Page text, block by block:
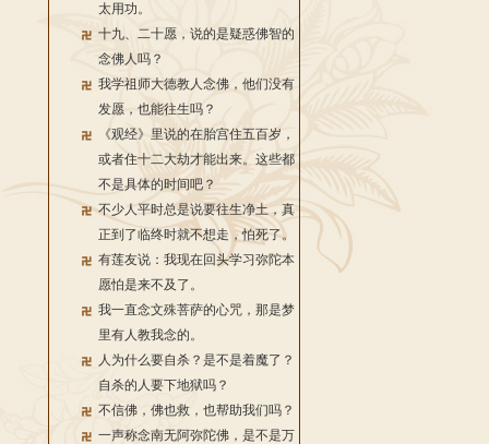
太用功。
十九、二十愿，说的是疑惑佛智的
念佛人吗？
我学祖师大德教人念佛，他们没有
发愿，也能往生吗？
《观经》里说的在胎宫住五百岁，
或者住十二大劫才能出来。这些都
不是具体的时间吧？
不少人平时总是说要往生净土，真
正到了临终时就不想走，怕死了。
有莲友说：我现在回头学习弥陀本
愿怕是来不及了。
我一直念文殊菩萨的心咒，那是梦
里有人教我念的。
人为什么要自杀？是不是着魔了？
自杀的人要下地狱吗？
不信佛，佛也救，也帮助我们吗？
一声称念南无阿弥陀佛，是不是万